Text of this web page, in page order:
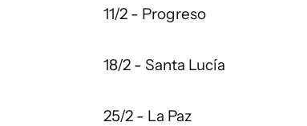
11/2 - Progreso
18/2 - Santa Lucía
25/2 - La Paz